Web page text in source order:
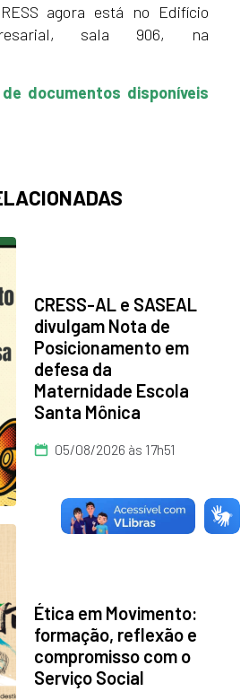
agora está no Edifício
sala 906, na
documentos disponíveis
CRESS-AL e SASEAL
divulgam Nota de
Posicionamento em
defesa da
Maternidade Escola
Santa Mônica
05/08/2026 às 17h51
Ética em Movimento:
formação, reflexão e
compromisso com o
Serviço Social